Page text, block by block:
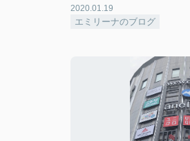
2020.01.19
エミリーナのブログ